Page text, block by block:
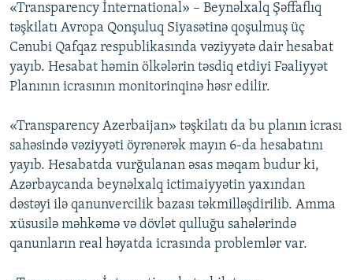
XƏBƏR BÜLLETENLƏRIMIZ
«Transparency İnternational» – Beynəlxalq Şəffaflıq
təşkilatı Avropa Qonşuluq Siyasətinə qoşulmuş üç
Cənubi Qafqaz respublikasında vəziyyətə dair hesabat
yayıb. Hesabat həmin ölkələrin təsdiq etdiyi Fəaliyyət
Planının icrasının monitorinqinə həsr edilir.
«Transparency Azerbaijan» təşkilatı da bu planın icrası
sahəsində vəziyyəti öyrənərək mayın 6-da hesabatını
yayıb. Hesabatda vurğulanan əsas məqam budur ki,
Azərbaycanda beynəlxalq ictimaiyyətin yaxından
dəstəyi ilə qanunvercilik bazası təkmilləşdirilib. Amma
xüsusilə məhkəmə və dövlət qulluğu sahələrində
qanunların real həyatda icrasında problemlər var.